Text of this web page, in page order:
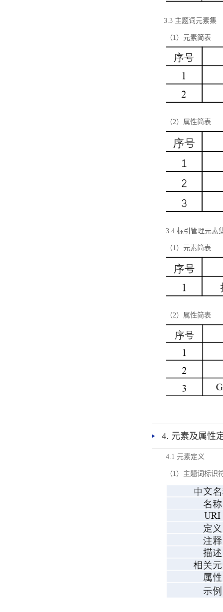
3.3 主题词元素集
（1）元素简表
（2）属性简表
3.4 标引管理元素
（1）元素简表
（2）属性简表
4. 元素及属性
4.1 元素定义
（1）主题词标识